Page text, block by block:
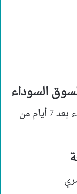
السوداء
سجل سعر الدولار اليوم السوق السوداء بعد 7 أيام من